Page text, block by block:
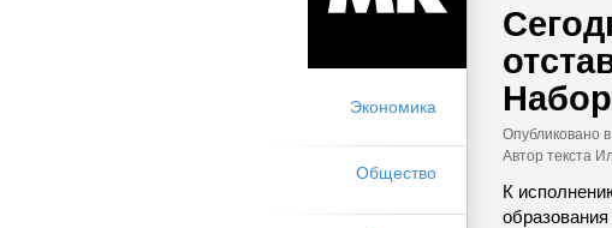
Экономика
Общество
Опубликовано
Автор текста
К